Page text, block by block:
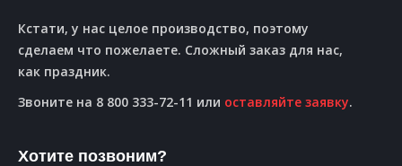
Кстати, у нас целое производство, поэтому
сделаем что пожелаете. Сложный заказ для нас,
как праздник.
Звоните на 8 800 333-72-11 или оставляйте заявку.
Хотите позвоним?